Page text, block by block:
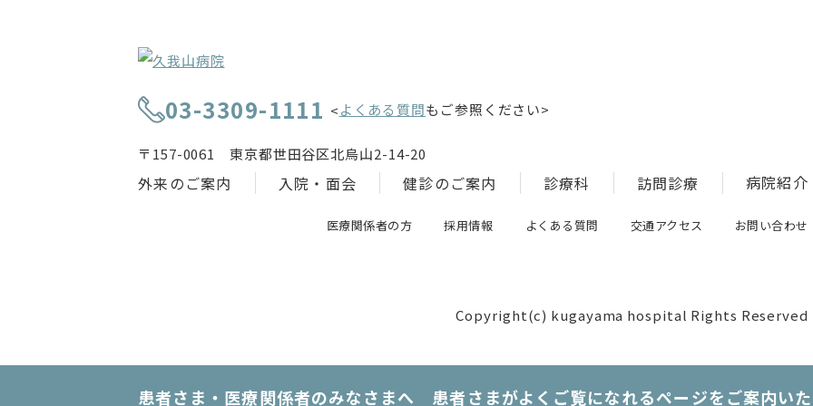
03-3309-1111 <よくある質問もご参照ください>
〒157-0061 東京都世田谷区北烏山2-14-20
外来のご案内 入院・面会 健診のご案内 診療科 訪問診療 病院紹介
医療関係者の方 採用情報 よくある質問 交通アクセス お問い合わせ
Copyright(c) kugayama hospital Rights Reserved
患者さま・医療関係者のみなさまへ 患者さまがよくご覧になれるページをご案内い